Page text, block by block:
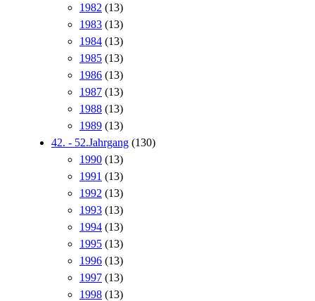
1982 (13)
1983 (13)
1984 (13)
1985 (13)
1986 (13)
1987 (13)
1988 (13)
1989 (13)
42. - 52.Jahrgang (130)
1990 (13)
1991 (13)
1992 (13)
1993 (13)
1994 (13)
1995 (13)
1996 (13)
1997 (13)
1998 (13)